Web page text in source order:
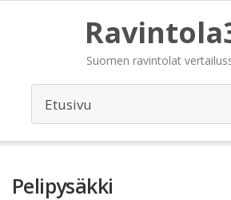
Suomen ravintolat
Pelipysäkki